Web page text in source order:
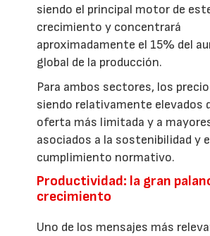
siendo el principal motor de
crecimiento y concentrará
aproximadamente el 15% del
global de la producción.
Para ambos sectores, los
siendo relativamente elevados
oferta más limitada y a
asociados a la sostenibilidad y
cumplimiento normativo.
Productividad: la gran
crecimiento
Uno de los mensajes más